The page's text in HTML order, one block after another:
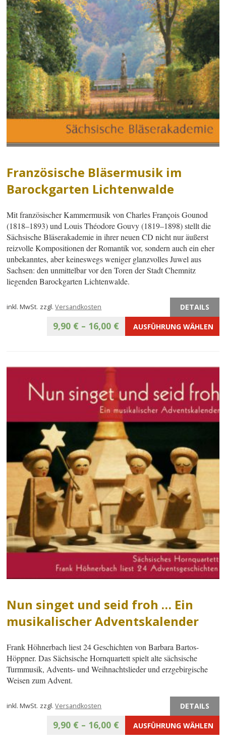
Französische Bläsermusik im
Barockgarten Lichtenwalde
Mit französischer Kammermusik von Charles François Gounod
(1818–1893) und Louis Théodore Gouvy (1819–1898) stellt die
Sächsische Bläserakademie in ihrer neuen CD nicht nur äußerst
reizvolle Kompositionen der Romantik vor, sondern auch ein eher
unbekanntes, aber keineswegs weniger glanzvolles Juwel aus
Sachsen: den unmittelbar vor den Toren der Stadt Chemnitz
liegenden Barockgarten Lichtenwalde.
inkl. MwSt. zzgl.Versandkosten DETAILS
9,90 €– 16,00 € AUSFÜHRUNG WÄHLEN
Nun singet und seid froh … Ein
musikalischer Adventskalender
Frank Höhnerbach liest 24 Geschichten von Barbara Bartos-
Höppner. Das Sächsische Hornquartett spielt alte sächsische
Turmmusik, Advents- und Weihnachtslieder und erzgebirgische
Weisen zum Advent.
inkl. MwSt. zzgl.Versandkosten DETAILS
9,90 €– 16,00 € AUSFÜHRUNG WÄHLEN